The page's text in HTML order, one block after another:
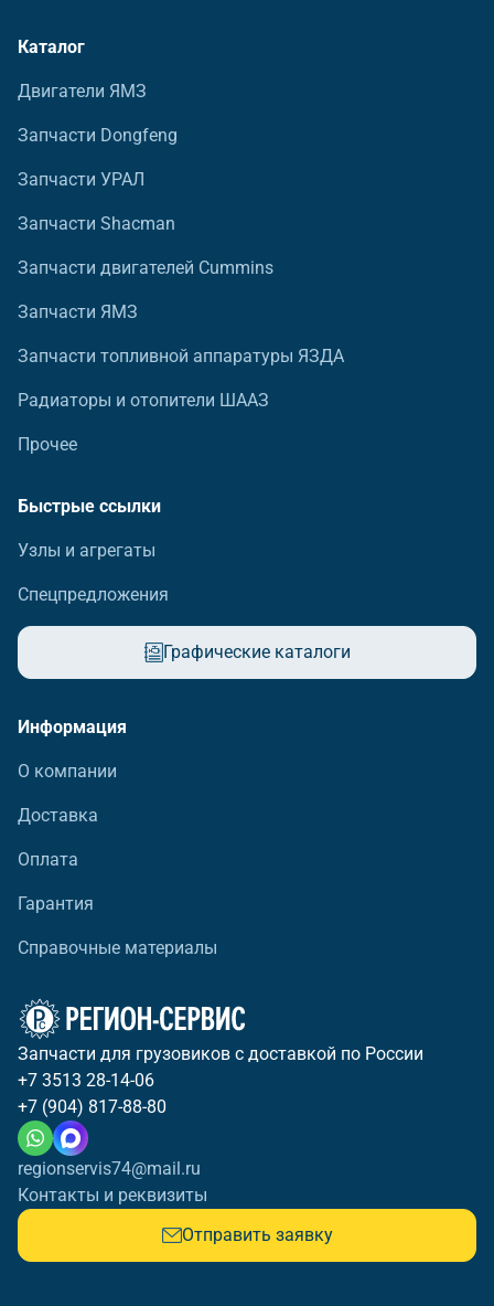
Каталог
Двигатели ЯМЗ
Запчасти Dongfeng
Запчасти УРАЛ
Запчасти Shacman
Запчасти двигателей Cummins
Запчасти ЯМЗ
Запчасти топливной аппаратуры ЯЗДА
Радиаторы и отопители ШААЗ
Прочее
Быстрые ссылки
Узлы и агрегаты
Спецпредложения
Графические каталоги
Информация
О компании
Доставка
Оплата
Гарантия
Справочные материалы
Запчасти для грузовиков с доставкой по России
+7 3513 28-14-06
+7 (904) 817-88-80
regionservis74@mail.ru
Контакты и реквизиты
Отправить заявку